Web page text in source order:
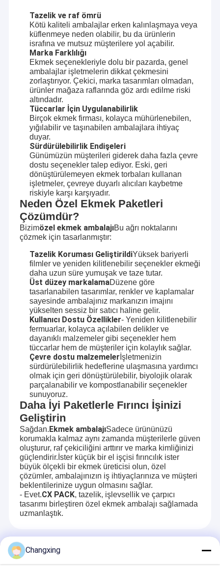
Tazelik ve raf ömrü
Kötü kaliteli ambalajlar erken kalınlaşmaya veya
küflenmeye neden olabilir, bu da ürünlerin
israfına ve mutsuz müşterilere yol açabilir.
Marka Farklılığı
Ekmek seçenekleriyle dolu bir pazarda, genel
ambalajlar işletmelerin dikkat çekmesini
zorlaştırıyor. Çekici, marka tasarımları olmadan,
ürünler mağaza raflarında göz ardı edilme riski
altındadır.
Tüccarlar İçin Uygulanabilirlik
Birçok ekmek firması, kolayca mühürlenebilen,
yığılabilir ve taşınabilen ambalajlara ihtiyaç
duyar.
Sürdürülebilirlik Endişeleri
Günümüzün müşterileri giderek daha fazla çevre
dostu seçenekler talep ediyor. Eski, geri
dönüştürülemeyen ekmek torbaları kullanan
işletmeler, çevreye duyarlı alıcıları kaybetme
riskiyle karşı karşıyadır.
Neden Özel Ekmek Paketleri
Çözümdür?
Bizimözel ekmek ambalajıBu ağrı noktalarını
çözmek için tasarlanmıştır:
Tazelik Koruması GeliştirildiYüksek bariyerli
filmler ve yeniden kilitlenebilir seçenekler ekmeği
daha uzun süre yumuşak ve taze tutar.
Üst düzey markalamaDüzene göre
tasarlanabilen tasarımlar, renkler ve kaplamalar
sayesinde ambalajınız markanızın imajını
yükselten sessiz bir satıcı haline gelir.
Kullanıcı Dostu Özellikler- Yeniden kilitlenebilir
fermuarlar, kolayca açılabilen delikler ve
dayanıklı malzemeler gibi seçenekler hem
tüccarlar hem de müşteriler için kolaylık sağlar.
Çevre dostu malzemeler İşletmenizin
sürdürülebilirlik hedeflerine ulaşmasına yardımcı
olmak için geri dönüştürülebilir, biyolojik olarak
parçalanabilir ve kompostlanabilir seçenekler
sunuyoruz.
Daha İyi Paketlerle Fırıncı İşinizi
Geliştirin
Sağdan. Ekmek ambalajıSadece ürününüzü
korumakla kalmaz aynı zamanda müşterilerle güven
oluşturur, raf çekiciliğini arttırır ve marka kimliğinizi
güçlendirir.İster küçük bir el işçisi fırıncılık ister
büyük ölçekli bir ekmek üreticisi olun, özel
çözümler, ambalajınızın iş ihtiyaçlarınıza ve müşteri
beklentilerinize uygun olmasını sağlar.
- Evet.CX PACK, tazelik, işlevsellik ve çarpıcı
tasarımı birleştiren özel ekmek ambalajı sağlamada
uzmanlaştık.
Önerilen Ürünler
Changxing